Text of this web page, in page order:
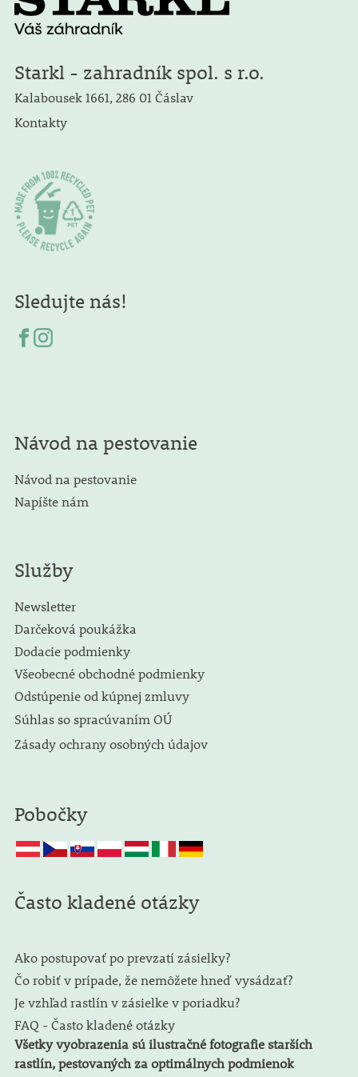
Starkl - zahradník spol. s r.o.
Kalabousek 1661, 286 01 Čáslav
Kontakty
Sledujte nás!
Návod na pestovanie
Návod na pestovanie
Napíšte nám
Služby
Newsletter
Darčeková poukážka
Dodacie podmienky
Všeobecné obchodné podmienky
Odstúpenie od kúpnej zmluvy
Súhlas so spracúvaním OÚ
Zásady ochrany osobných údajov
Pobočky
Často kladené otázky
Ako postupovať po prevzatí zásielky?
Čo robiť v prípade, že nemôžete hneď vysádzať?
Je vzhľad rastlín v zásielke v poriadku?
FAQ - Často kladené otázky
Všetky vyobrazenia sú ilustračné fotografie starších
rastlín, pestovaných za optimálnych podmienok